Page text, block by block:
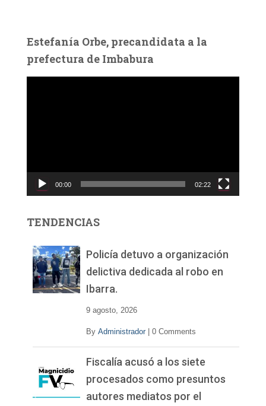
Estefanía Orbe, precandidata a la
prefectura de Imbabura
c
d
00:00 02:22
TENDENCIAS
Policía detuvo a organización
delictiva dedicada al robo en
Ibarra.
9 agosto, 2026
By Administrador 0 Comments
Fiscalía acusó a los siete
procesados como presuntos
autores mediatos por el